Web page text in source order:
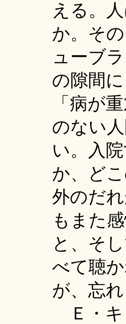
える。
か。そ
ューブ
の隙間
「病が
のない
い。入
か、ど
外のだ
もまた
と、そ
べて聴
が、忘
Ｅ・キ